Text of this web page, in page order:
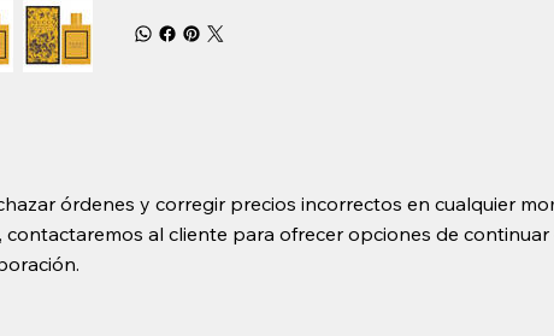
órdenes y corregir precios incorrectos en cualquier
al cliente para ofrecer opciones de